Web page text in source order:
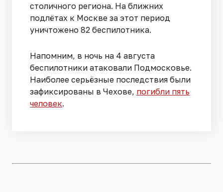
столичного региона. На ближних
подлётах к Москве за этот период
уничтожено 82 беспилотника.
Напомним, в ночь на 4 августа
беспилотники атаковали Подмосковье.
Наиболее серьёзные последствия были
зафиксированы в Чехове, погибли пять
человек.